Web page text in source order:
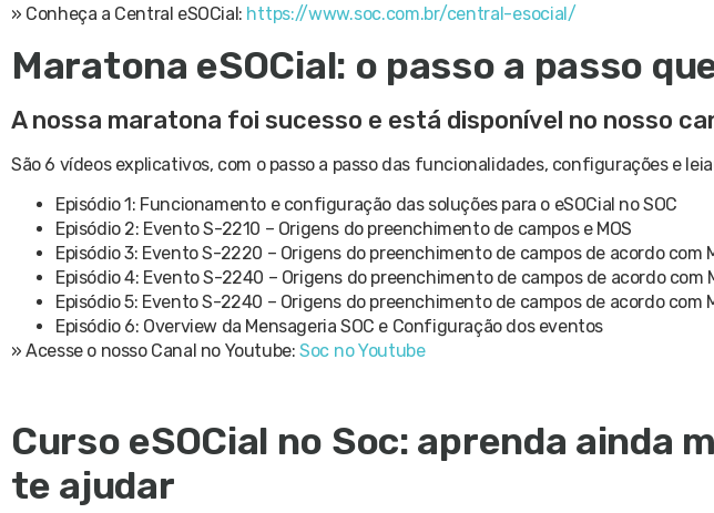
» Conheça a Central eSOCial: https://www.soc.com.br/central-esocial/
Maratona eSOCial: o passo a passo
A nossa maratona foi sucesso e está disponível no nosso
São 6 vídeos explicativos, com o passo a passo das funcionalidades, configurações e
Episódio 1: Funcionamento e configuração das soluções para o eSOCial no SOC
Episódio 2: Evento S-2210 – Origens do preenchimento de campos e MOS
Episódio 3: Evento S-2220 – Origens do preenchimento de campos de acordo com
Episódio 4: Evento S-2240 – Origens do preenchimento de campos de acordo com
Episódio 5: Evento S-2240 – Origens do preenchimento de campos de acordo com
Episódio 6: Overview da Mensageria SOC e Configuração dos eventos
» Acesse o nosso Canal no Youtube: Soc no Youtube
Curso eSOCial no Soc: aprenda ainda
te ajudar